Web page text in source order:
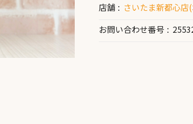
店舗
さいたま新都心店
お問い合わせ番号